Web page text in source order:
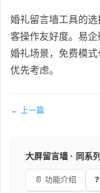
婚礼留言墙工具的
客操作友好度。易
婚礼场景，免费模
优先考虑。
← 上一篇
大屏留言墙 · 同系
📄 功能介绍